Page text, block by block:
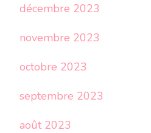
décembre 2023
novembre 2023
octobre 2023
septembre 2023
août 2023